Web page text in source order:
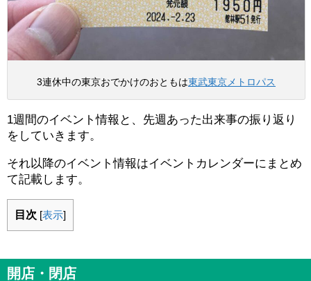
3連休中の東京おでかけのおともは東武東京メトロパス
1週間のイベント情報と、先週あった出来事の振り返り
をしていきます。
それ以降のイベント情報はイベントカレンダーにまとめ
て記載します。
目次 [表示]
開店・閉店